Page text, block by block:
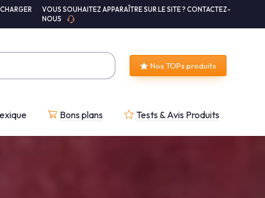
VOUS SOUHAITEZ APPARAÎTRE SUR LE SITE ? CONTACTEZ-
NOUS
Nos TOPs produits
Bons plans Tests & Avis Produits